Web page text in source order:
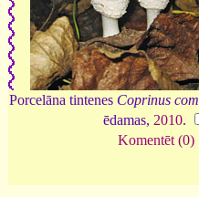
Porcelāna tintenes Coprinus
ēdamas, 2010.
Komentēt (0)